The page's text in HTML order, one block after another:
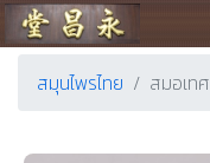
ร้านขายยา ย่งเชียงตึ๊ง
สมุนไพรไทย สมอเทศ